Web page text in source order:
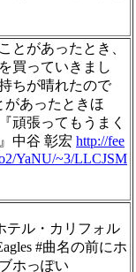
とがあったとき、
買っていきまし
ちが晴れたので
があったときほ
頑張ってもうまく
中谷 彰宏 http://fee
YaNU/~3/LLCJSM
テル・カリフォル
#曲名の前にホ
ホっぽい